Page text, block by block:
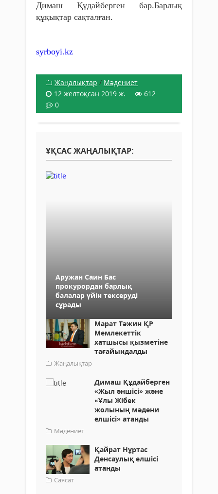
Димаш Құдайберген бар.Барлық
құқықтар сақталған.
syrboyi.kz
Жаңалықтар / Мәдениет
12 желтоқсан 2019 ж.
612
0
ҰҚСАС ЖАҢАЛЫҚТАР:
Аружан Саин Бас
прокурордан барлық
балалар үйін тексеруді
сұрады
Марат Тәжин ҚР
Мемлекеттік
хатшысы қызметіне
тағайындалды
Жаңалықтар
Димаш Құдайберген
«Жыл әншісі» және
«Ұлы Жібек
жолының мәдени
елшісі» атанды
Мәдениет
Қайрат Нұртас
Денсаулық елшісі
атанды
Саясат